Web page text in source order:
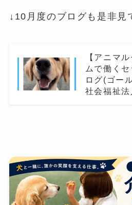
↓10月度のブログも是非見
【アニマ
ムで働く
ログ(ゴー
社会福祉